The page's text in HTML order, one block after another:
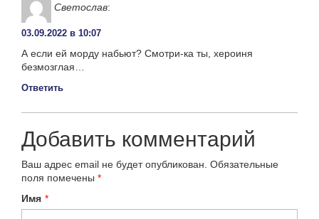
Светослав:
03.09.2022 в 10:07
А если ей морду набьют? Смотри-ка ты, хероиня
безмозглая…
Ответить
Добавить комментарий
Ваш адрес email не будет опубликован. Обязательные
поля помечены *
Имя *